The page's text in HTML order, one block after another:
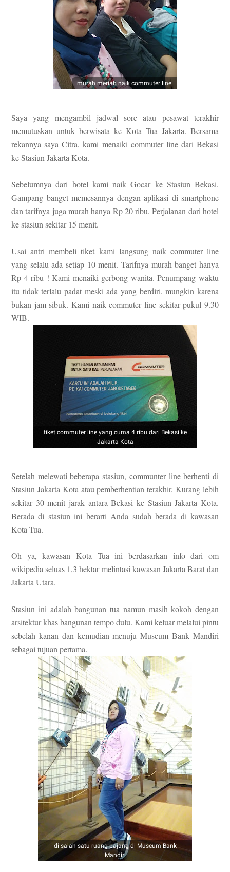
murah meriah naik commuter line
Saya yang mengambil jadwal sore atau pesawat terakhir
memutuskan untuk berwisata ke Kota Tua Jakarta. Bersama
rekannya saya Citra, kami menaiki commuter line dari Bekasi
ke Stasiun Jakarta Kota.
Sebelumnya dari hotel kami naik Gocar ke Stasiun Bekasi.
Gampang banget memesannya dengan aplikasi di smartphone
dan tarifnya juga murah hanya Rp 20 ribu. Perjalanan dari hotel
ke stasiun sekitar 15 menit.
Usai antri membeli tiket kami langsung naik commuter line
yang selalu ada setiap 10 menit. Tarifnya murah banget hanya
Rp 4 ribu !Kami menaiki gerbong wanita. Penumpang waktu
itu tidak terlalu padat meski ada yang berdiri. mungkin karena
bukan jam sibuk. Kami naik commuter line sekitar pukul 9.30
WIB.
tiket commuter line yang cuma 4 ribu dari Bekasi ke
Jakarta Kota
Setelah melewati beberapa stasiun, communter line berhenti di
Stasiun Jakarta Kota atau pemberhentian terakhir. Kurang lebih
sekitar 30 menit jarak antara Bekasi ke Stasiun Jakarta Kota.
Berada di stasiun ini berarti Anda sudah berada di kawasan
Kota Tua.
Oh ya,kawasan Kota Tua iniberdasarkan infodariom
wikipedia seluas 1,3 hektar melintasi kawasan Jakarta Barat dan
Jakarta Utara.
Stasiun ini adalah bangunan tua namun masih kokoh dengan
arsitektur khas bangunan tempo dulu. Kami keluar melalui pintu
sebelah kanan dan kemudian menuju Museum Bank Mandiri
sebagai tujuan pertama.
di salah satu ruang pajang di Museum Bank
Mandiri